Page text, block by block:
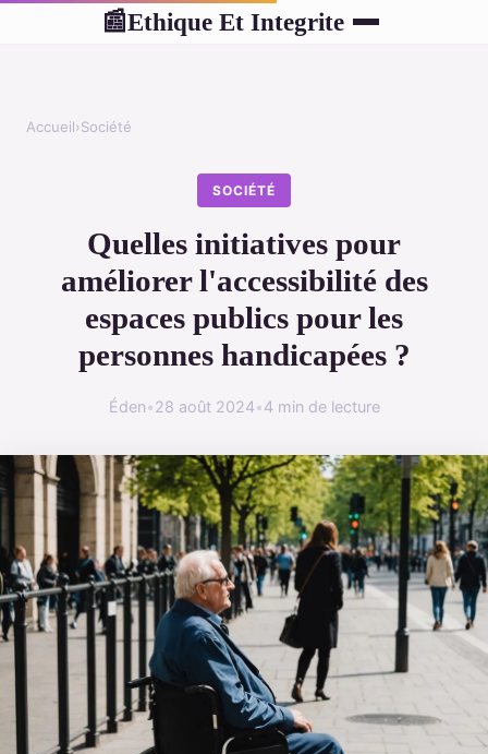
📰Ethique Et Integrite
Accueil›Société
SOCIÉTÉ
Quelles initiatives pour
améliorer l'accessibilité des
espaces publics pour les
personnes handicapées ?
Éden•28 août 2024•4 min de lecture